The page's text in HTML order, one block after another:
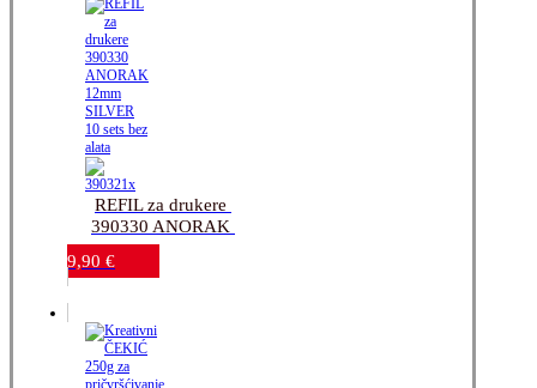
REFIL za drukere
390330 ANORAK
12mm-SILVER-10
sets_bez alata
9,90 €